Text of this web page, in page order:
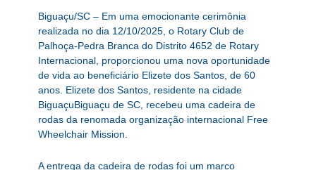
Biguaçu/SC – Em uma emocionante cerimônia
realizada no dia 12/10/2025, o Rotary Club de
Palhoça-Pedra Branca do Distrito 4652 de Rotary
Internacional, proporcionou uma nova oportunidade
de vida ao beneficiário Elizete dos Santos, de 60
anos. Elizete dos Santos, residente na cidade
BiguaçuBiguaçu de SC, recebeu uma cadeira de
rodas da renomada organização internacional Free
Wheelchair Mission.
A entrega da cadeira de rodas foi um marco